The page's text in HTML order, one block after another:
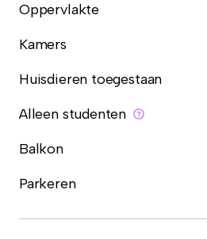
Oppervlakte
Kamers
Huisdieren toegestaan
Alleen studenten
Balkon
Parkeren